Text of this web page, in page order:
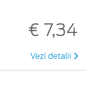
€ 7,34
Vezi detalii